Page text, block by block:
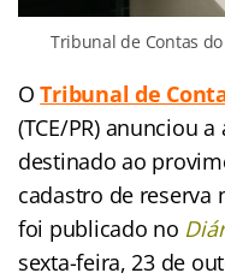
Tribunal de Contas do
O Tribunal de
(TCE/PR) anunciou
destinado ao
cadastro de reserva
foi publicado no
sexta-feira, 23 de